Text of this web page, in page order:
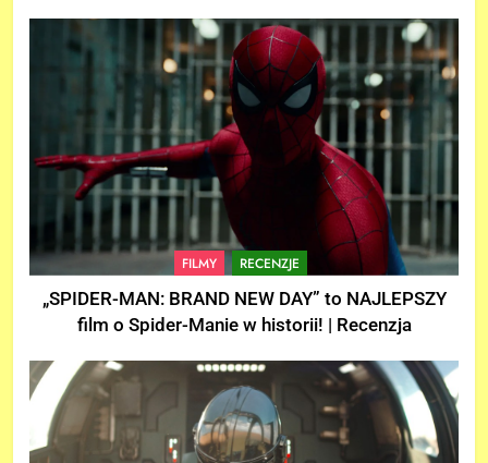
FILMY RECENZJE
„SPIDER-MAN: BRAND NEW DAY” to NAJLEPSZY
film o Spider-Manie w historii! | Recenzja